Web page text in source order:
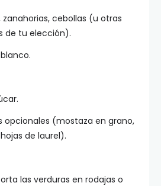
zanahorias, cebollas (u otras
de tu elección).
opcionales (mostaza en grano,
de laurel).
las verduras en rodajas o